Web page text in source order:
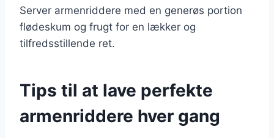
Server armenriddere med en generøs portion
flødeskum og frugt for en lækker og
tilfredsstillende ret.
Tips til at lave perfekte
armenriddere hver gang